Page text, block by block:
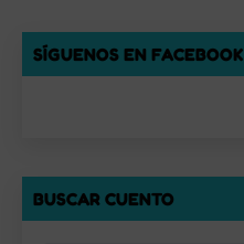
SÍGUENOS EN FACEBOOK
BUSCAR CUENTO